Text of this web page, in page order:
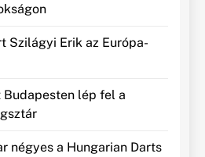
Szilágyi Erik az Európa-
Budapesten lép fel a
négyes a Hungarian Darts